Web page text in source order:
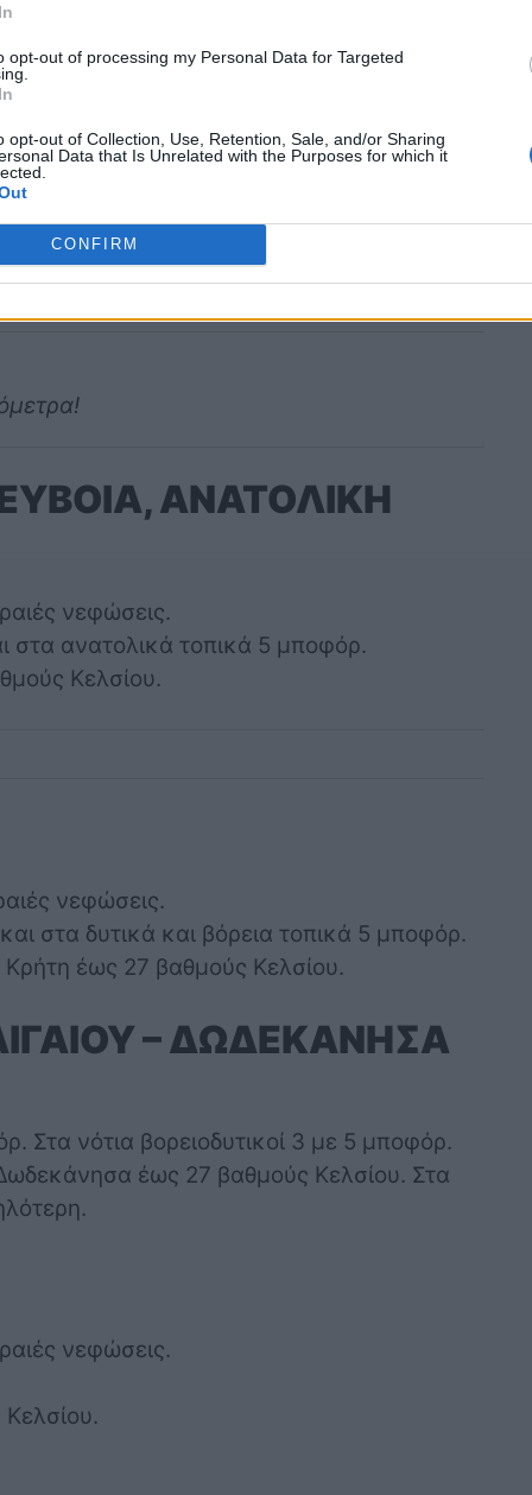
opt-out of processing my Personal Data for Targeted
opt-out of Collection, Use, Retention, Sale, and/or Sharing
Data that Is Unrelated with the Purposes for which it
CONFIRM
ΔΥΤΙΚΗ ΣΤΕΡΕΑ,
νεφώσεις.
Ιόνιο τοπικά 6 και πρόσκαιρα στο βόρειο
Στο εσωτερικό της Ηπείρου η
ΑΝΑΤΟΛΙΚΗ
νεφώσεις.
στα ανατολικά τοπικά 5 μποφόρ.
Κελσίου.
νεφώσεις.
στα δυτικά και βόρεια τοπικά 5 μποφόρ.
έως 27 βαθμούς Κελσίου.
– ΔΩΔΕΚΑΝΗΣΑ
Στα νότια βορειοδυτικοί 3 με 5 μποφόρ.
έως 27 βαθμούς Κελσίου. Στα
νεφώσεις.